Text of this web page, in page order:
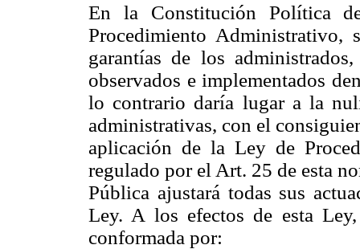
En la Constitución Política
Procedimiento Administrativo,
garantías de los
observados e implementados
lo contrario daría lugar a la
administrativas, con el
aplicación de la Ley de
regulado por el Art. 25 de esta
Pública ajustará todas sus
Ley. A los efectos de esta
conformada por: